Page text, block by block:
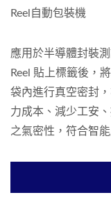
Reel自動包裝機
應用於半導體封裝
Reel 貼上標籤後，
袋內進行真空密封
力成本、減少工安
之氣密性，符合智